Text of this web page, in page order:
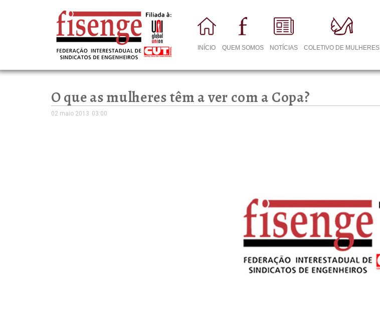
INÍCIO QUEM SOMOS NOTÍCIAS COLETIVO DE MULHERES
O que as mulheres têm a ver com a Copa?
02 maio 2013 03:00